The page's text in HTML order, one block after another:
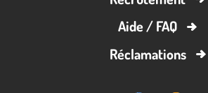
Aide / FAQ
Réclamations